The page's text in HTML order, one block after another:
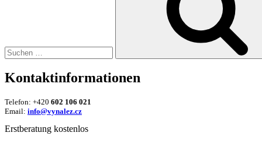
Kontaktinformationen
Telefon: +420 602 106 021
Email: info@vynalez.cz
Erstberatung kostenlos